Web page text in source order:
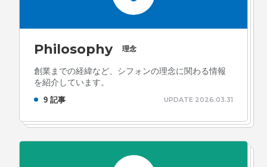
Philosophy 理念
創業までの経緯など、シフォンの理念に関わる情報
を紹介しています。
9 記事 UPDATE 2026.03.31